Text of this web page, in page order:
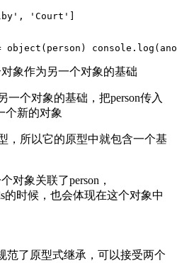
'Court']
= object(person)
象作为另一个对象的基础
一个对象的基础，把person传入
个新的对象
，所以它的原型中就包含一个基
对象关联了person，
的时候，也会体现在这个对象中
范了原型式继承，可以接受两个